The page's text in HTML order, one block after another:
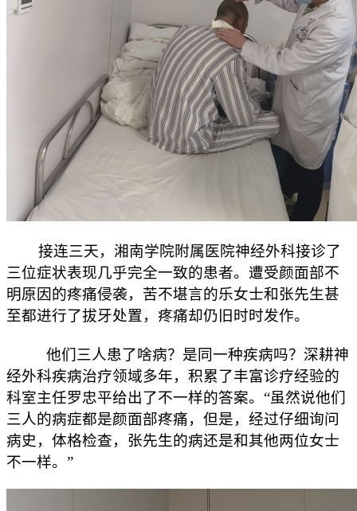
接连三天，湘南学院附属医院神经外科接诊了
三位症状表现几乎完全一致的患者。遭受颜面部不
明原因的疼痛侵袭，苦不堪言的乐女士和张先生甚
至都进行了拔牙处置，疼痛却仍旧时时发作。
他们三人患了啥病？是同一种疾病吗？深耕神
经外科疾病治疗领域多年，积累了丰富诊疗经验的
科室主任罗忠平给出了不一样的答案。“虽然说他们
三人的病症都是颜面部疼痛，但是，经过仔细询问
病史，体格检查，张先生的病还是和其他两位女士
不一样。”